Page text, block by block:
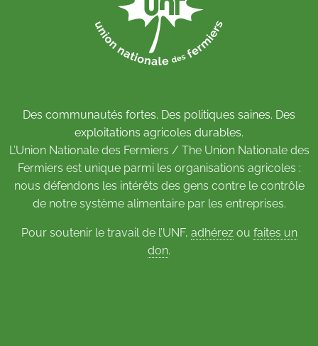
Des communautés fortes. Des politiques saines. Des
exploitations agricoles durables.
L’Union Nationale des Fermiers / The Union Nationale des
Fermiers est unique parmi les organisations agricoles :
nous défendons les intérêts des gens contre le contrôle
de notre système alimentaire par les entreprises.
Pour soutenir le travail de l’UNF, adhérezou faites un
don.